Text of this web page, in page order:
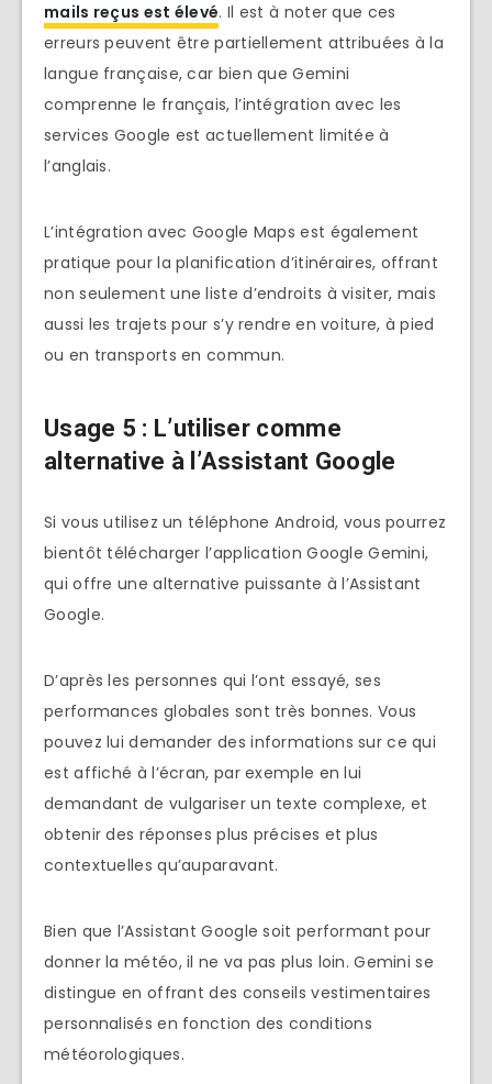
mails reçus est élevé. Il est à noter que ces
erreurs peuvent être partiellement attribuées à la
langue française, car bien que Gemini
comprenne le français, l’intégration avec les
services Google est actuellement limitée à
l’anglais.
L’intégration avec Google Maps est également
pratique pour la planification d’itinéraires, offrant
non seulement une liste d’endroits à visiter, mais
aussi les trajets pour s’y rendre en voiture, à pied
ou en transports en commun.
Usage 5 : L’utiliser comme
alternative à l’Assistant Google
Si vous utilisez un téléphone Android, vous pourrez
bientôt télécharger l’application Google Gemini,
qui offre une alternative puissante à l’Assistant
Google.
D’après les personnes qui l’ont essayé, ses
performances globales sont très bonnes. Vous
pouvez lui demander des informations sur ce qui
est affiché à l’écran, par exemple en lui
demandant de vulgariser un texte complexe, et
obtenir des réponses plus précises et plus
contextuelles qu’auparavant.
Bien que l’Assistant Google soit performant pour
donner la météo, il ne va pas plus loin. Gemini se
distingue en offrant des conseils vestimentaires
personnalisés en fonction des conditions
météorologiques.